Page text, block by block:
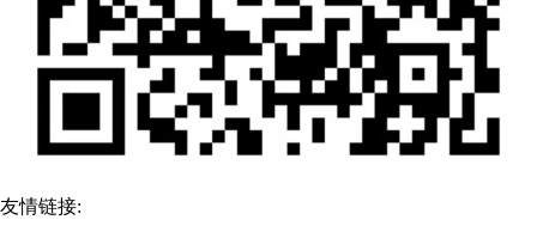
友情链接: